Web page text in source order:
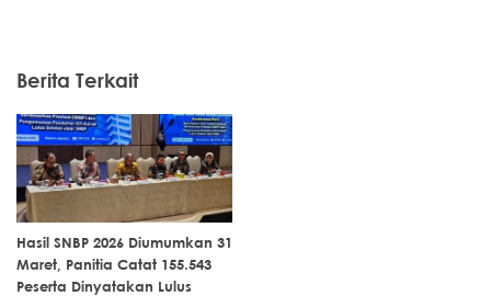
Berita Terkait
Hasil SNBP 2026 Diumumkan 31
Maret, Panitia Catat 155.543
Peserta Dinyatakan Lulus